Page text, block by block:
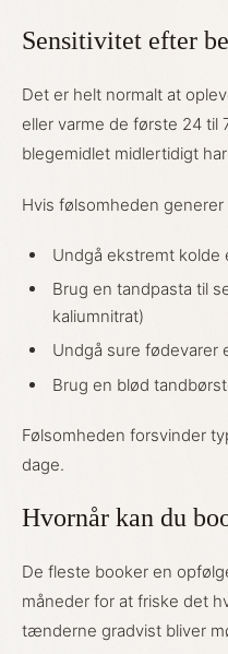
Sensitivitet efter
Det er helt normalt at
eller varme de første 24 til
blegemidlet midlertidigt
Hvis følsomheden generer
Undgå ekstremt kolde
Brug en tandpasta til
kaliumnitrat)
Undgå sure fødevarer
Brug en blød
Følsomheden forsvinder
dage.
Hvornår kan du
De fleste booker en
måneder for at friske det
tænderne gradvist bliver